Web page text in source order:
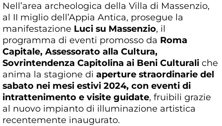
Nell’area archeologica della Villa di Massenzio,
al II miglio dell’Appia Antica, prosegue la
manifestazione Luci su Massenzio, il
programma di eventi promosso da Roma
Capitale, Assessorato alla Cultura,
Sovrintendenza Capitolina ai Beni Culturali che
anima la stagione di aperture straordinarie del
sabato nei mesi estivi 2024, con eventi di
intrattenimento e visite guidate, fruibili grazie
al nuovo impianto di illuminazione artistica
recentemente inaugurato.